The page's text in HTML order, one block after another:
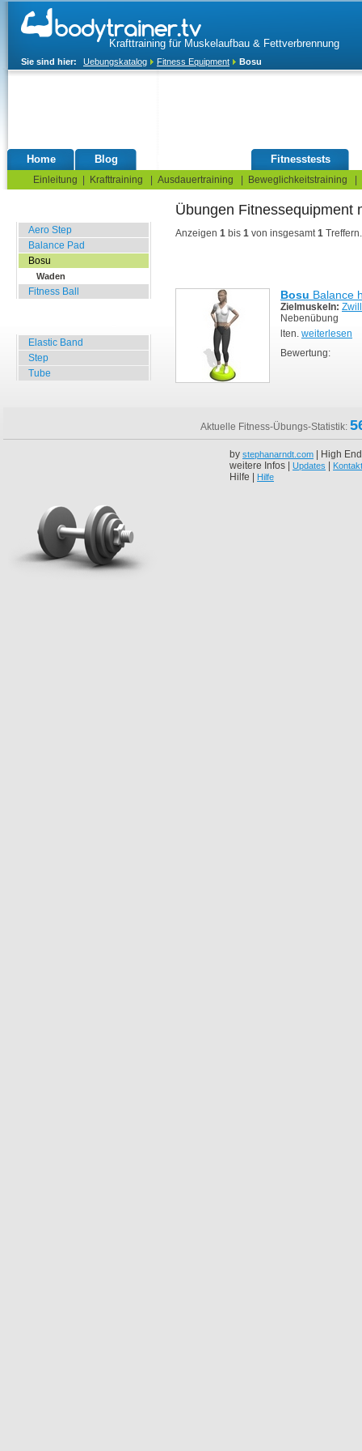
Krafttraining für Muskelaufbau & Fettverbrennung
Sie sind hier: Uebungskatalog Fitness Equipment Bosu
Home Blog Fitnesstests
Einleitung Krafttraining Ausdauertraining Beweglichkeitstraining
Aero Step
Balance Pad
Bosu
Waden
Fitness Ball
Elastic Band
Step
Tube
Übungen Fitnessequipment
Anzeigen 1 bis 1 von insgesamt1 Treffern.
Bosu Balance
Zielmuskeln:
Nebenübung
lten. weiterlesen
Bewertung:
Aktuelle Fitness-Übungs-Statistik:
by stephanarndt.com | High
weitere Infos | Updates Kontakt
Hilfe | Hilfe